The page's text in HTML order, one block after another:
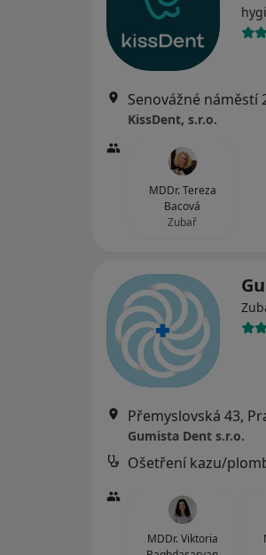
Senovážné náměstí
KissDent, s.r.o.
MDDr. Tereza
Bacová
Zubař
Přemyslovská 43,
Gumista Dent s.r.o.
Ošetření kazu/
MDDr. Viktoria